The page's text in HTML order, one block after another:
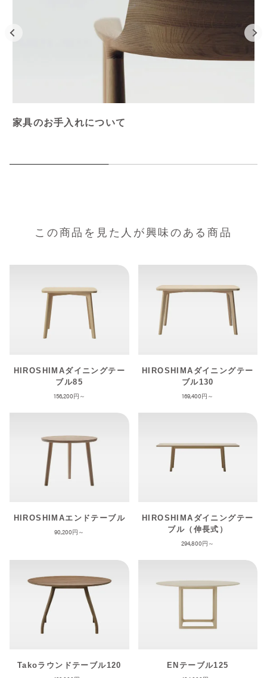
家具のお手入れについて
この商品を見た人が興味のある商品
HIROSHIMAダイニングテー
ブル85
156,200
HIROSHIMAダイニングテー
ブル130
169,400
HIROSHIMAエンドテーブル
90,200
HIROSHIMAダイニングテー
ブル（伸長式）
294,800
Takoラウンドテーブル120 ENテーブル125